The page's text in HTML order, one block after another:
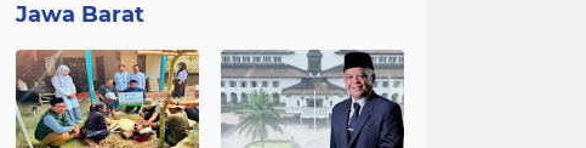
Jawa Barat